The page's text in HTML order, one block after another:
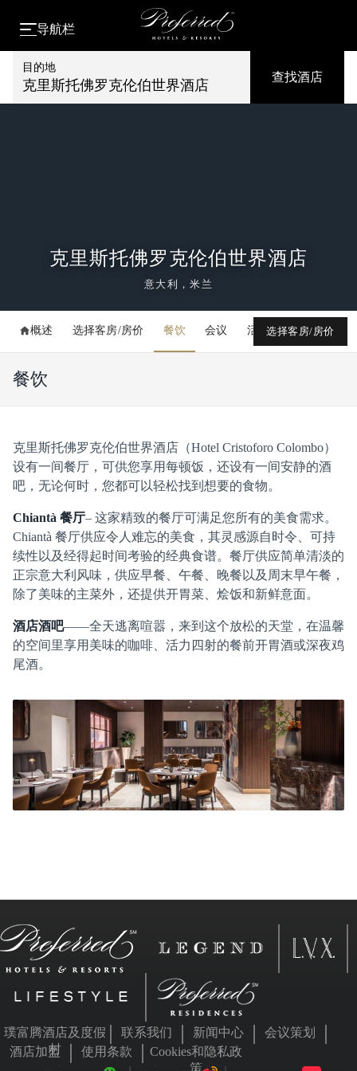
导航栏
目的地
克里斯托佛罗克伦伯世界酒店
查找酒店
克里斯托佛罗克伦伯世界酒店
意大利，米兰
概述 选择客房/房价 餐饮 会议 活动 媒体库
选择客房/房价
餐饮
克里斯托佛罗克伦伯世界酒店（Hotel Cristoforo Colombo）
设有一间餐厅，可供您享用每顿饭，还设有一间安静的酒
吧，无论何时，您都可以轻松找到想要的食物。
Chiantà 餐厅– 这家精致的餐厅可满足您所有的美食需求。
Chiantà 餐厅供应令人难忘的美食，其灵感源自时令、可持
续性以及经得起时间考验的经典食谱。餐厅供应简单清淡的
正宗意大利风味，供应早餐、午餐、晚餐以及周末早午餐，
除了美味的主菜外，还提供开胃菜、烩饭和新鲜意面。
酒店酒吧——全天逃离喧嚣，来到这个放松的天堂，在温馨
的空间里享用美味的咖啡、活力四射的餐前开胃酒或深夜鸡
尾酒。
璞富腾酒店及度假
村
联系我们 新闻中心
会议策划
酒店加盟
使用条款
Cookies和隐私政
策